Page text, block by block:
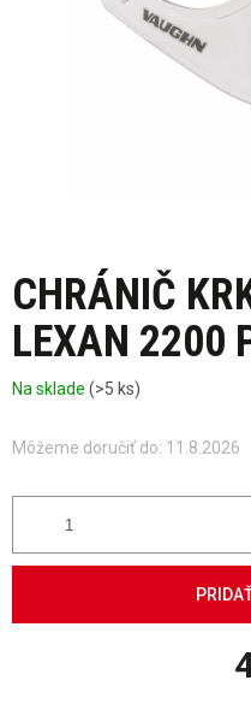
CHRÁNIČ
LEXAN 2200
Na sklade (>5 ks)
Môžeme doručiť do: 11.8.2026